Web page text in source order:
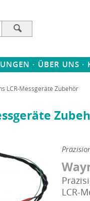
· ÜBER UNS ·
LCR-Messgeräte Zubehör
LCR-